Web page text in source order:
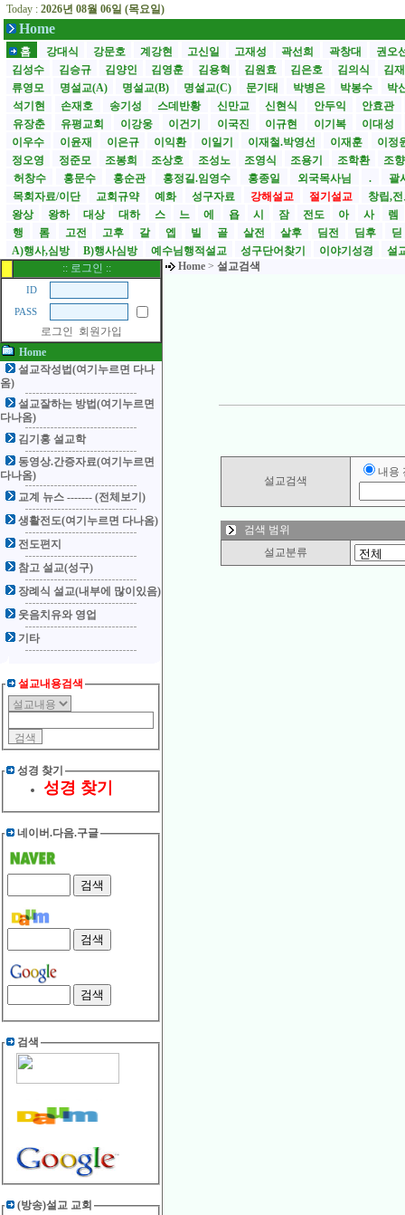
Today : 2026년 08월 06일 (목요일)
Home
홈 강대식 강문호 계강현 고신일 고재성 곽선희 곽창대
권오
김성수
김승규 김양인 김영훈 김용혁 김원효 김은호 김의식
김
류영모
명설교(A) 명설교(B) 명설교(C) 문기태 박병은 박봉수
박
석기현
손재호 송기성 스데반황 신만교 신현식 안두익
안효관
유장춘
유평교회 이강웅 이건기 이국진 이규현 이기복
이대성
이우수
이윤재 이은규 이익환 이일기 이재철.박영선 이재훈
이정
정오영
정준모 조봉희 조상호 조성노 조영식 조용기 조학환
조
허창수
홍문수 홍순관 홍정길.임영수 홍종일 외국목사님 .
괄
목회자료/이단
교회규약 예화 성구자료 강해설교 절기설교
창립,
왕상
왕하 대상 대하 스 느 에 욥 시 잠 전도 아 사
렘
행
롬 고전 고후 갈 엡 빌 골 살전 살후 딤전 딤후
딛
A)행사,심방
B)행사심방 예수님행적설교 성구단어찾기 이야기성경
설
:: 로그인 ::
ID
PASS
로그인
회원가입
Home
설교작성법(여기누르면 다나
옴)
설교잘하는 방법(여기누르면
다나옴)
김기홍 설교학
동영상.간증자료(여기누르면
다나옴)
교계 뉴스 ------- (전체보기)
생활전도(여기누르면 다나옴)
전도편지
참고 설교(성구)
장례식 설교(내부에 많이있음)
웃음치유와 영업
기타
설교내용검색
성경 찾기
성경 찾기
네이버.다음.구글
검색
(방송)설교 교회
Home > 설교검색
설교검색
내용
검색 범위
설교분류